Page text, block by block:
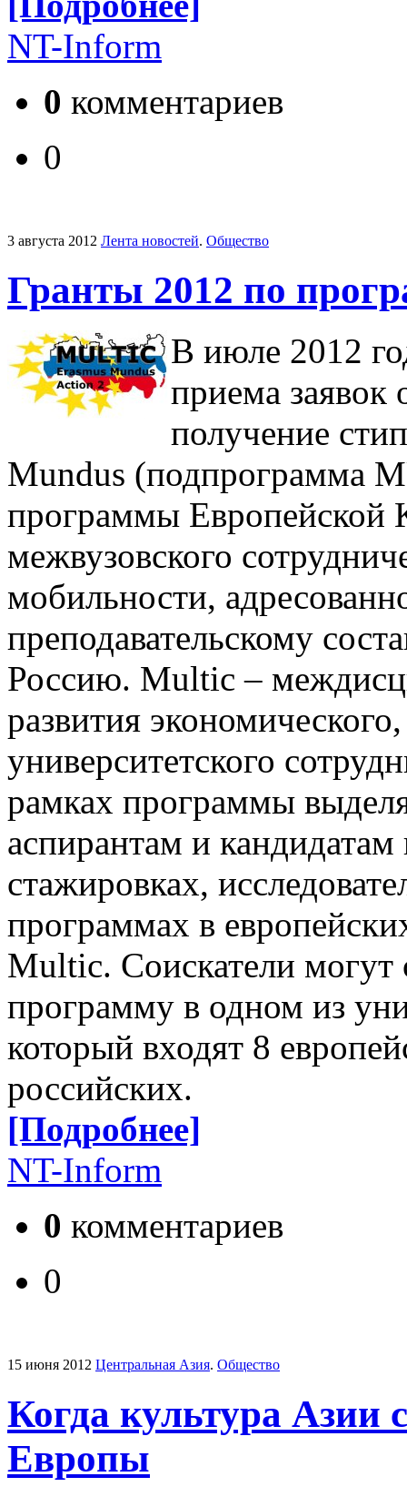
NT-Inform
0 комментариев
0
3 августа 2012 Лента новостей. Общество
Гранты 2012 по
В июле 2012
приема заявок
получение
Mundus (подпрограмма
программы Европейской
межвузовского
мобильности,
преподавательскому
Россию. Multic –
развития
университетского
рамках программы
аспирантам и
стажировках,
программах в
Multic. Соискатели могут
программу в одном из
который входят 8
российских.
[Подробнее]
NT-Inform
0 комментариев
0
15 июня 2012 Центральная Азия. Общество
Когда культура Азии
Европы